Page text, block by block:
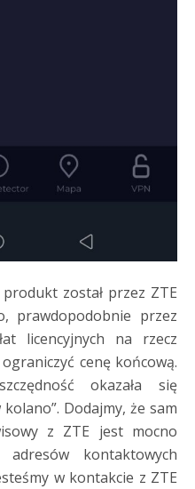
został przez ZTE
prawdopodobnie przez
licencyjnych na rzecz
cenę końcową.
okazała się
Dodajmy, że sam
z ZTE jest mocno
kontaktowych
w kontakcie z ZTE